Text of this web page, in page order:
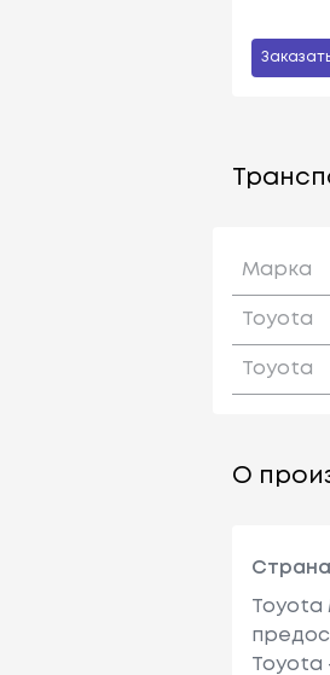
Марка
Toyota
Toyota
О
Toyota
Toyota